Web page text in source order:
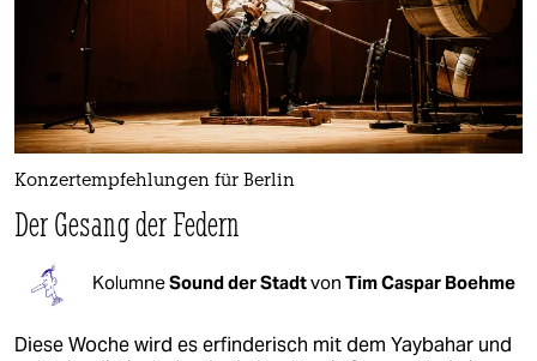
Konzertempfehlungen für Berlin
Der Gesang der Federn
KolumneSound der Stadtvon Tim Caspar Boehme
Diese Woche wird es erfinderisch mit dem Yaybahar und